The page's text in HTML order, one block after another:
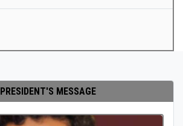
PRESIDENT'S MESSAGE